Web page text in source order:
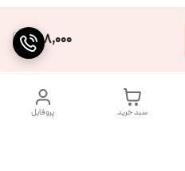
598,000
پروفایل سبد خرید